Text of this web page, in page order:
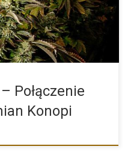
Połączenie
Konopi